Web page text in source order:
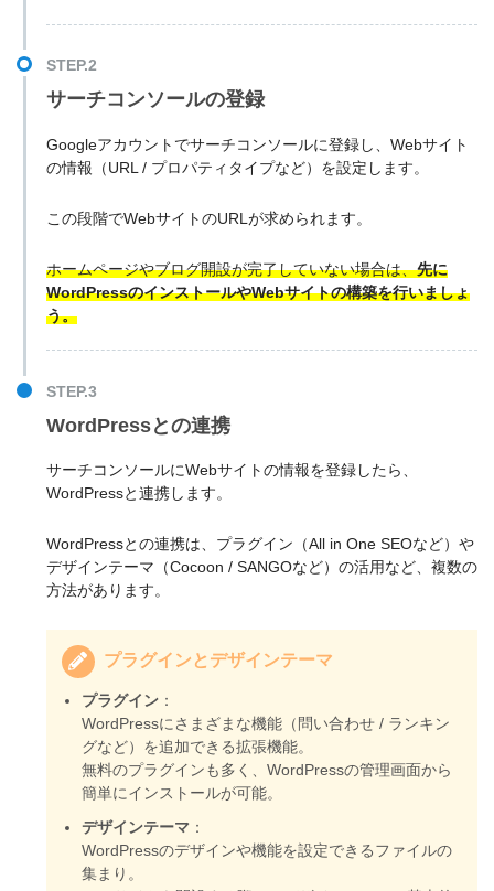
STEP.2
サーチコンソールの登録
Googleアカウントでサーチコンソールに登録し、Webサイト
の情報（URL / プロパティタイプなど）を設定します。
この段階でWebサイトのURLが求められます。
ホームページやブログ開設が完了していない場合は、先に
WordPressのインストールやWebサイトの構築を行いましょ
う。
STEP.3
WordPressとの連携
サーチコンソールにWebサイトの情報を登録したら、
WordPressと連携します。
WordPressとの連携は、プラグイン（All in One SEOなど）や
デザインテーマ（Cocoon / SANGOなど）の活用など、複数の
方法があります。
プラグインとデザインテーマ
プラグイン ：
WordPressにさまざまな機能（問い合わせ / ランキン
グなど）を追加できる拡張機能。
無料のプラグインも多く、WordPressの管理画面から
簡単にインストールが可能。
デザインテーマ ：
WordPressのデザインや機能を設定できるファイルの
集まり。